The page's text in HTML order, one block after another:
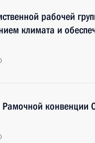
рабочей
климата и
Рамочной конвенции